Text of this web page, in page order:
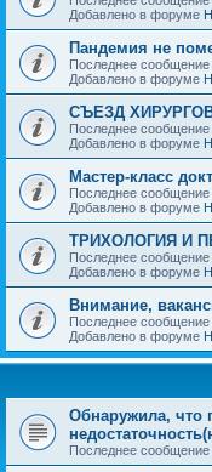
Добавлено в форуме
Пандемия не
Последнее сообщение
Добавлено в форуме
СЪЕЗД
Последнее сообщение
Добавлено в форуме
Мастер-класс
Последнее сообщение
Добавлено в форуме
ТРИХОЛОГИЯ И
Последнее сообщение
Добавлено в форуме
Внимание,
Последнее сообщение
Добавлено в форуме
Обнаружила, что
Последнее сообщение